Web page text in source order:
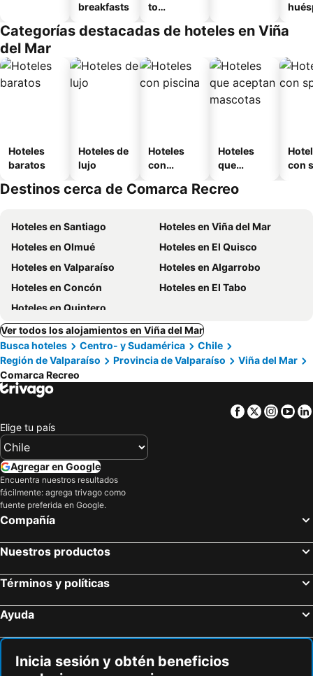
breakfasts
to
o
Categorías destacadas de hoteles en Viña
del Mar
Hoteles
baratos
Hoteles de
lujo
Hoteles
con
Hoteles
que
mascotas
con
Destinos cerca de Comarca Recreo
Hoteles en Santiago
Hoteles en Viña del Mar
Hoteles en Olmué
Hoteles en El Quisco
Hoteles en Valparaíso
Hoteles en Algarrobo
Hoteles en Concón
Hoteles en El Tabo
Hoteles en Quintero
Ver todos los alojamientos en Viña del Mar
Busca hoteles
Centro- y Sudamérica
Chile
Región de Valparaíso
Provincia de Valparaíso
Viña del Mar
Comarca Recreo
Facebook
Twitter
Elige tu país
Agregar en Google
Encuentra nuestros resultados
fácilmente: agrega trivago como
fuente preferida en Google.
Compañía
Nuestros productos
Términos y políticas
Ayuda
Inicia sesión y obtén beneficios